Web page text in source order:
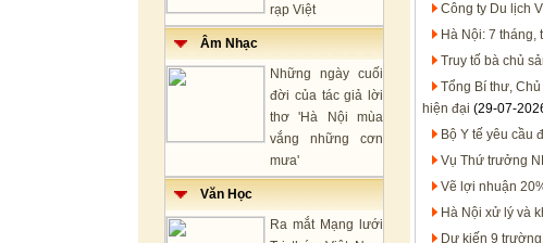
rạp Việt
Âm Nhạc
Những ngày cuối
đời của tác giả lời
thơ 'Hà Nội mùa
vắng những cơn
mưa'
Văn Học
Ra mắt Mạng lưới
Công ty Du lịch
Hà Nội: 7 tháng,
Truy tố bà chủ
Tổng Bí thư,
hiện đại (29-07-
Bộ Y tế yêu cầu
Vụ Thứ trưởng
Vẽ lợi nhuận
Hà Nội xử lý và
Dự kiến 9